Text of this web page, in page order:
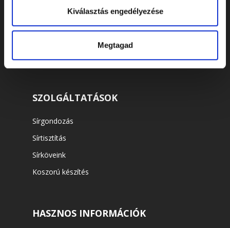
Kiválasztás engedélyezése
Megtagad
Virágok és koszorúk
SZOLGÁLTATÁSOK
Sírgondozás
Sírtisztítás
Sírköveink
Koszorú készítés
HASZNOS INFORMÁCIÓK